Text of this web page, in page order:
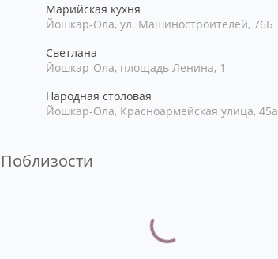
Марийская кухня
Йошкар-Ола, ул. Машиностроителей, 76Б
Светлана
Йошкар-Ола, площадь Ленина, 1
Народная столовая
Йошкар-Ола, Красноармейская улица, 45а
Поблизости